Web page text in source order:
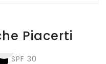
Piacerti